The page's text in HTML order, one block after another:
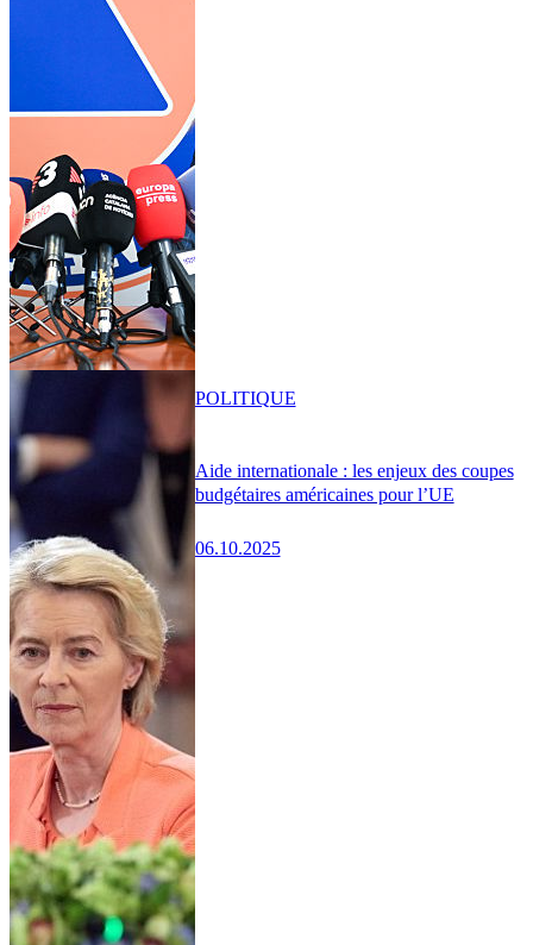
Aide internationale : les enjeux des coupes
budgétaires américaines pour l’UE
06.10.2025
POLITIQUE